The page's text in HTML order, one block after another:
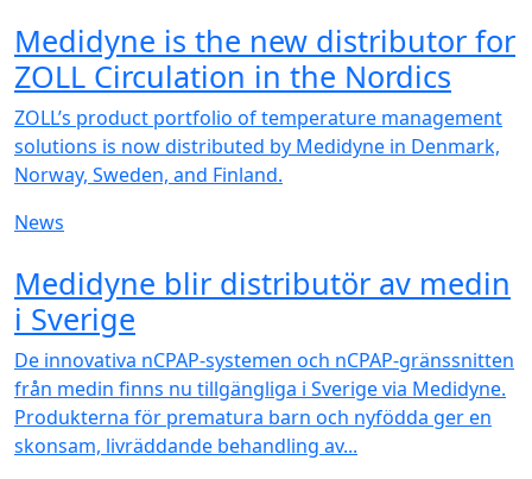
Medidyne is the new distributor for
ZOLL Circulation in the Nordics
ZOLL’s product portfolio of temperature management
solutions is now distributed by Medidyne in Denmark,
Norway, Sweden, and Finland.
News
Medidyne blir distributör av medin
i Sverige
De innovativa nCPAP-systemen och nCPAP-gränssnitten
från medin finns nu tillgängliga i Sverige via Medidyne.
Produkterna för prematura barn och nyfödda ger en
skonsam, livräddande behandling av...